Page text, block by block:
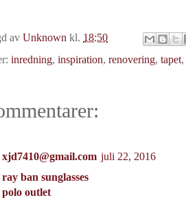
av Unknown kl. 18:50
inredning, inspiration, renovering, tapet,
xjd7410@gmail.com juli 22, 2016
ray ban sunglasses
polo outlet